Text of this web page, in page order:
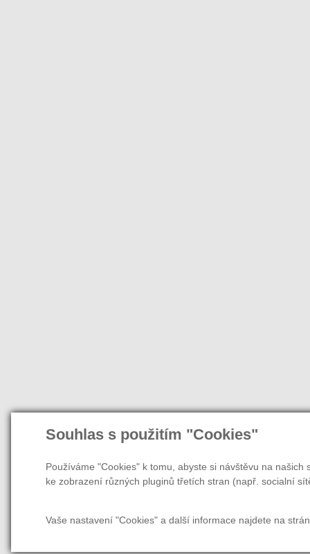
Souhlas s použitím "Cookies"
Používáme "Cookies" k tomu, abyste si návštěvu na
ke zobrazení různých pluginů třetích stran (např. socialní
Vaše nastavení "Cookies" a další informace najdete na